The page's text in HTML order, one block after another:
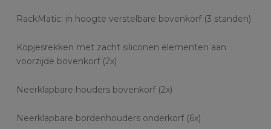
RackMatic: in hoogte verstelbare bovenkorf (3 standen)
Kopjesrekken met zacht siliconen elementen aan
voorzijde bovenkorf (2x)
Neerklapbare houders bovenkorf (2x)
Neerklapbare bordenhouders onderkorf (6x)